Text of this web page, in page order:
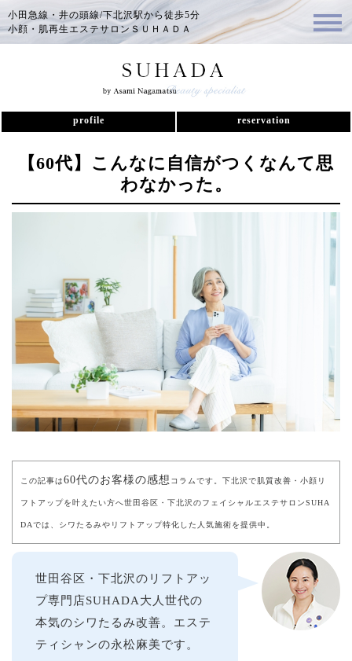
小田急線・井の頭線/下北沢駅から徒歩5分
小顔・肌再生エステサロンＳＵＨＡＤＡ
profile reservation
【60代】 こんなに自信がつくなんて思
わなかった。
この記事は60代のお客様の感想 コラムです。下北沢で肌質改善・小顔リ
フトアップを叶えたい方へ世田谷区・下北沢のフェイシャルエステサロンSUHA
DAでは、シワたるみやリフトアップ特化した人気施術を提供中。
世田谷区・下北沢のリフトアッ
プ専門店SUHADA大人世代の
本気のシワたるみ改善。エステ
ティシャンの永松麻美です。